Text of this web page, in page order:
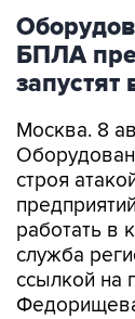
БПЛА
Москва. 8
строя
работать в
служба
ссылкой на